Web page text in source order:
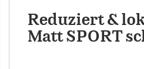
Reduziert &
Matt SPORT